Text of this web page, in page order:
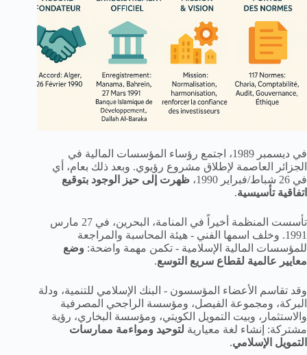
في ديسمبر 1989، اجتمع رؤساء المؤسسات المالية في
الجزائر العاصمة لإطلاق مشروع رؤيوي. وبعد ذلك بعام، أي
في 26 شباط/فبراير 1990،
ظهرت إلى حيز الوجود بتوقيع
اتفاقية تأسيسية.
تأسست المنظمة أخيراً في المنامة، البحرين، في 27 مارس
1991. وخلف اسمها الفني - هيئة المحاسبة والمراجعة
للمؤسسات المالية الإسلامية - تكمن مهمة واضحة: وضع
معايير عالمية لقطاع سريع التوسع.
وقد تقاسم الأعضاء المؤسسون - البنك الإسلامي للتنمية، ودلة
البركة، ومجموعة الفيصل، ومؤسسة الراجحي المصرفية
والاستثمار، وبيت التمويل الكويتي، ومؤسسة البخاري، رؤية
مشتركة: إنشاء لغة معيارية لتوحيد ومواءمة ممارسات
التمويل الإسلامي.